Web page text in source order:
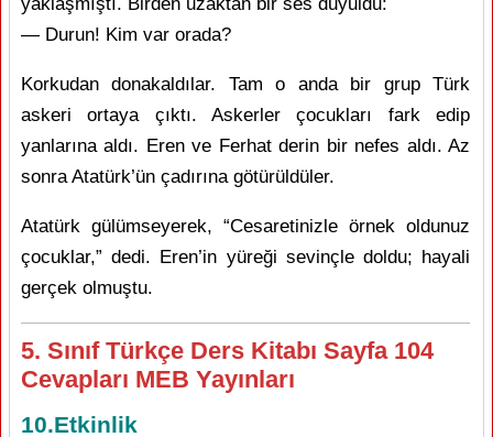
— Durun! Kim var orada?
Korkudan donakaldılar. Tam o anda bir grup Türk
askeri ortaya çıktı. Askerler çocukları fark edip
yanlarına aldı. Eren ve Ferhat derin bir nefes aldı. Az
sonra Atatürk’ün çadırına götürüldüler.
Atatürk gülümseyerek, “Cesaretinizle örnek oldunuz
çocuklar,” dedi. Eren’in yüreği sevinçle doldu; hayali
gerçek olmuştu.
5. Sınıf Türkçe Ders Kitabı Sayfa 104
Cevapları MEB Yayınları
10.Etkinlik